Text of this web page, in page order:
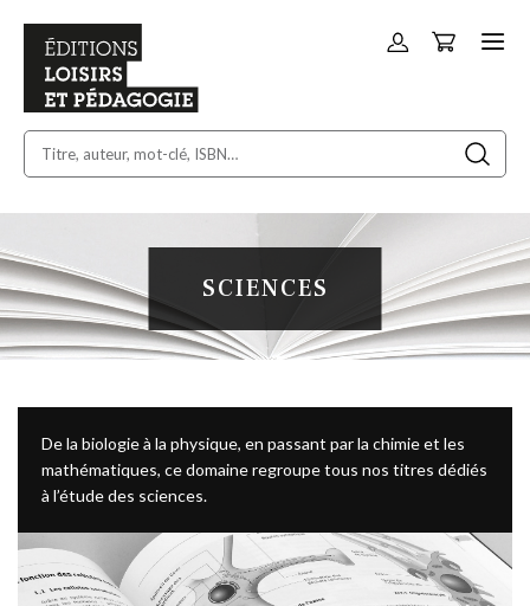
Allez
Panier
SCIENCES
De la biologie à la physique, en passant par la chimie et les
mathématiques, ce domaine regroupe tous nos titres dédiés
à l’étude des sciences.